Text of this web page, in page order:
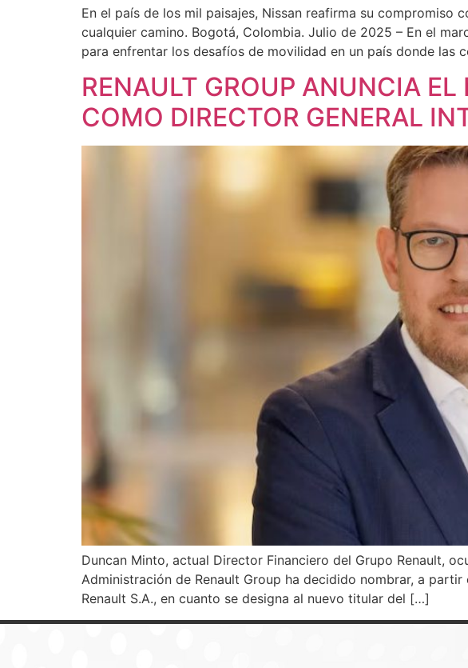
En el país de los mil paisajes, Nissan reafirma su
cualquier camino. Bogotá, Colombia. Julio de 2025 – En el
para enfrentar los desafíos de movilidad en un país donde las
RENAULT GROUP ANUNCIA
COMO DIRECTOR GENERAL
Duncan Minto, actual Director Financiero del Grupo Renault,
Administración de Renault Group ha decidido nombrar, a
Renault S.A., en cuanto se designa al nuevo titular del […]